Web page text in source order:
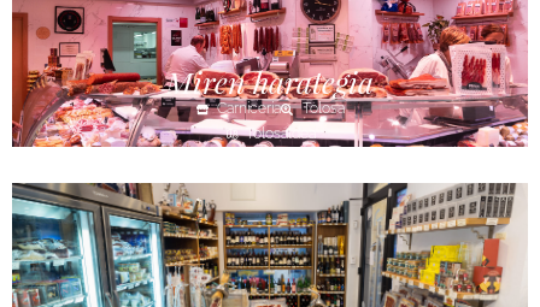
Miren harategia
Carnicería
Tolosa
Tolosaldea